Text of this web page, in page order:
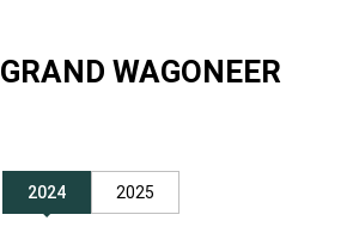
GRAND WAGONEER
2024 2025